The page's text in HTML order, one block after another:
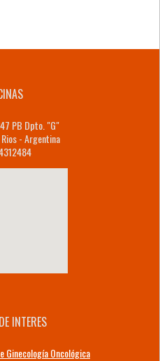
PB Dpto. "G"
- Argentina
INTERES
Ginecología Oncológica